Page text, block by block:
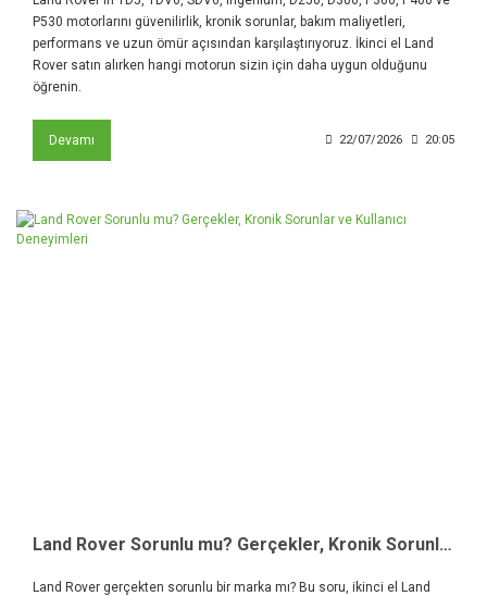
P530 motorlarını güvenilirlik, kronik sorunlar, bakım maliyetleri,
performans ve uzun ömür açısından karşılaştırıyoruz. İkinci el Land
Rover satın alırken hangi motorun sizin için daha uygun olduğunu
öğrenin.
Devamı 22/07/2026 20:05
Land Rover Sorunlu mu? Gerçekler, Kronik Sorunlar ve Kullanıcı Deneyimleri
Land Rover gerçekten sorunlu bir marka mı? Bu soru, ikinci el Land